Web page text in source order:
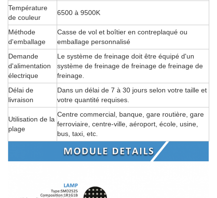
Température
de couleur
6500 à 9500K
Méthode
d'emballage
Casse de vol et boîtier en contreplaqué ou
emballage personnalisé
Demande
d'alimentation
électrique
Le système de freinage doit être équipé d'un
système de freinage de freinage de freinage de
freinage.
Délai de
livraison
Dans un délai de 7 à 30 jours selon votre taille et
votre quantité requises.
Utilisation de la
plage
Centre commercial, banque, gare routière, gare
ferroviaire, centre-ville, aéroport, école, usine,
bus, taxi, etc.